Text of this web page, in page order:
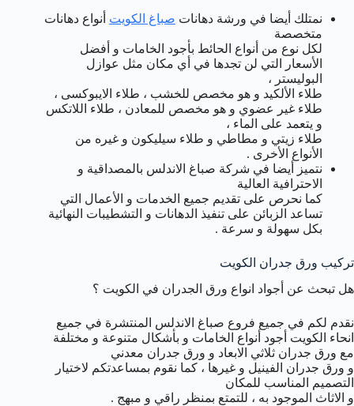
نمتلك أيضا في ورشة دهانات صباغ الكويت أنواع دهانات
متخصصة
لكل نوع من أنواع الحائط بأجود الخامات و أفضل
الأسعار التي لن تجدها في أي مكان مثل عوازل
البوليستر ،
طلاء الألكيد و هو مخصص للخشب ، طلاء الايبوكسى ،
طلاء غير عضوي و هو مخصص للمعادن ، طلاء اللاتكس
و يتعمد على الماء ،
طلاء زيتي و مطاطي و طلاء سيليكون و غيره من
الأنواع الأخرى .
نتميز أيضا في شركة صباغ الاندلس بالمصداقية و
الاحترافية العالية
كما نحرص على تقديم جميع الخدمات و الأعمال التي
تساعد الزبائن على تنفيذ الدهانات و التشطيبات النهائية
بكل سهولة و سرعة .
تركيب ورق جدران الكويت
هل تبحث عن أجواد انواع ورق الجدران في الكويت ؟
نقدم لكم في جميع فروع صباغ الاندلس المنتشرة في جميع
انحاء الكويت أجود أنواع الخامات و بأشكال متنوعة و مختلفة
مع ورق جدران ثلاثي الابعاد و ورق جدران معدني
و ورق جدران الفينيل و غيرها ، كما نقوم بمساعدتكم لاختيار
التصميم المناسب للمكان
و الاثاث الموجود به ، للتمتع بمنظر راقي و مبهج .